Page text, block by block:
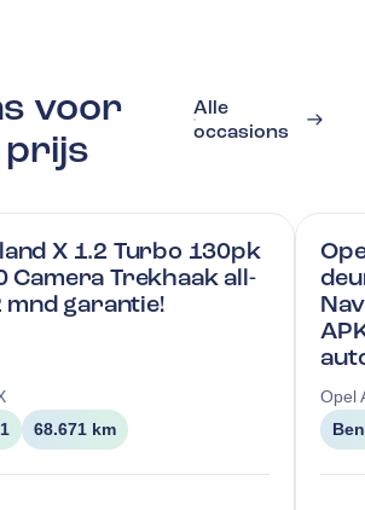
voor
prijs
Alle
occasions
X 1.2 Turbo 130pk
Camera Trekhaak all-
garantie!
68.671 km
Opel